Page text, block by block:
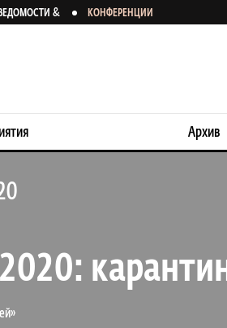
ВЕДОМОСТИ & КОНФЕРЕНЦИИ
Архив